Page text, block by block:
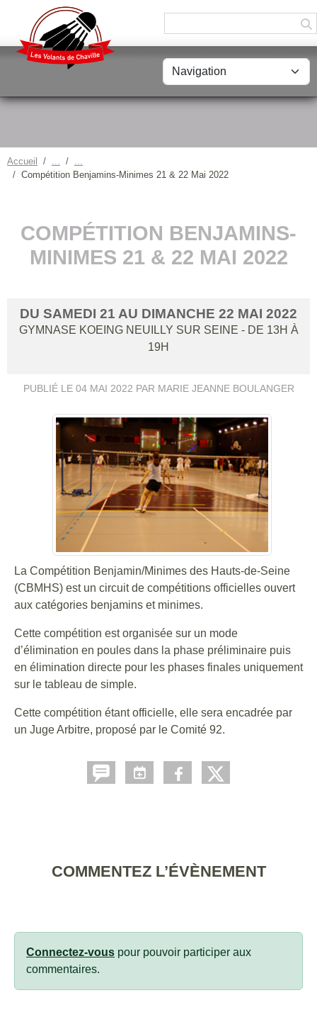
Accueil
Compétition Benjamins-Minimes 21 & 22 Mai 2022
COMPÉTITION BENJAMINS-
MINIMES 21 & 22 MAI 2022
DU SAMEDI 21 AU DIMANCHE 22 MAI 2022
GYMNASE KOEING NEUILLY SUR SEINE - DE 13H À
19H
PUBLIÉ LE 04 MAI 2022 PAR MARIE JEANNE BOULANGER
La Compétition Benjamin/Minimes des Hauts-de-Seine
(CBMHS) est un circuit de compétitions officielles ouvert
aux catégories benjamins et minimes.
Cette compétition est organisée sur un mode
d’élimination en poules dans la phase préliminaire puis
en élimination directe pour les phases finales uniquement
sur le tableau de simple.
Cette compétition étant officielle, elle sera encadrée par
un Juge Arbitre, proposé par le Comité 92.
COMMENTEZ L’ÉVÈNEMENT
Connectez-vous pour pouvoir participer aux
commentaires.
Panneau de gestion des cookies